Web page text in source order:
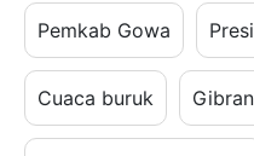
Pemkab Gowa
Cuaca buruk Gibran